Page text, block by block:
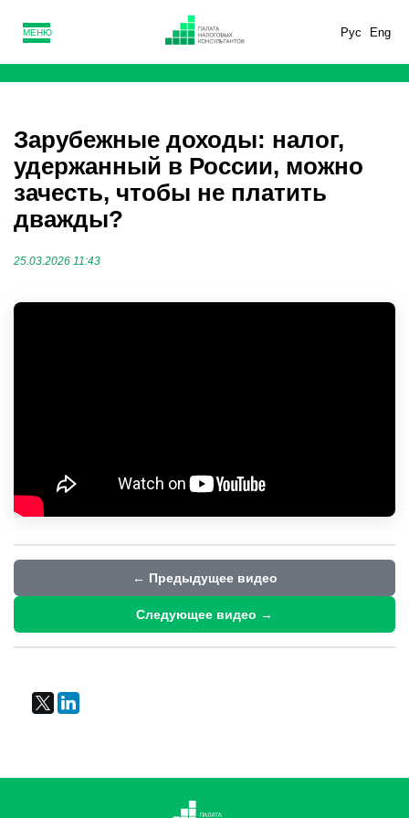
Рус Eng
МЕНЮ
Зарубежные доходы: налог,
удержанный в России, можно
зачесть, чтобы не платить
дважды?
25.03.2026 11:43
← Предыдущее видео
Следующее видео →